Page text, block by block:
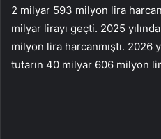
2 milyar 593 milyon lira
milyar lirayı geçti. 2025
milyon lira harcanmıştı. 2026
tutarın 40 milyar 606 milyon